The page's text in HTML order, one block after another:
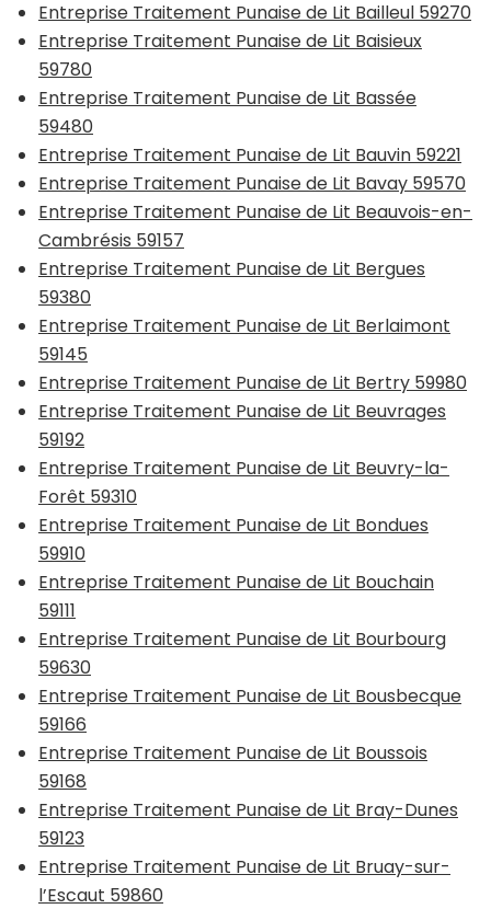
Entreprise Traitement Punaise de Lit Bailleul 59270
Entreprise Traitement Punaise de Lit Baisieux
59780
Entreprise Traitement Punaise de Lit Bassée
59480
Entreprise Traitement Punaise de Lit Bauvin 59221
Entreprise Traitement Punaise de Lit Bavay 59570
Entreprise Traitement Punaise de Lit Beauvois-en-
Cambrésis 59157
Entreprise Traitement Punaise de Lit Bergues
59380
Entreprise Traitement Punaise de Lit Berlaimont
59145
Entreprise Traitement Punaise de Lit Bertry 59980
Entreprise Traitement Punaise de Lit Beuvrages
59192
Entreprise Traitement Punaise de Lit Beuvry-la-
Forêt 59310
Entreprise Traitement Punaise de Lit Bondues
59910
Entreprise Traitement Punaise de Lit Bouchain
59111
Entreprise Traitement Punaise de Lit Bourbourg
59630
Entreprise Traitement Punaise de Lit Bousbecque
59166
Entreprise Traitement Punaise de Lit Boussois
59168
Entreprise Traitement Punaise de Lit Bray-Dunes
59123
Entreprise Traitement Punaise de Lit Bruay-sur-
l’Escaut 59860